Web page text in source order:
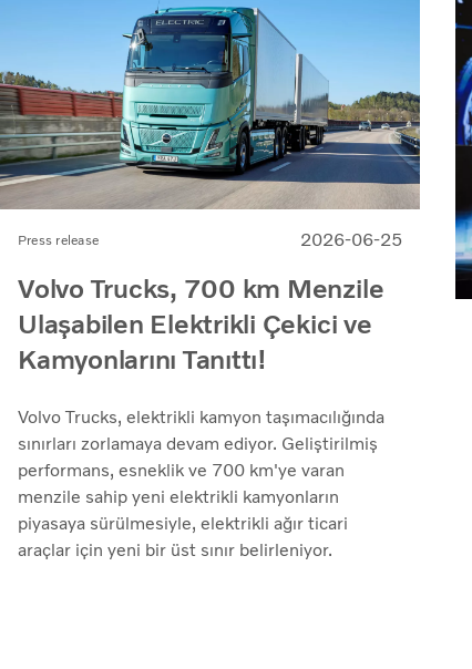
Press release 2026-06-25
Volvo Trucks, 700 km Menzile
Ulaşabilen Elektrikli Çekici ve
Kamyonlarını Tanıttı!
Volvo Trucks, elektrikli kamyon taşımacılığında
sınırları zorlamaya devam ediyor. Geliştirilmiş
performans, esneklik ve 700 km'ye varan
menzile sahip yeni elektrikli kamyonların
piyasaya sürülmesiyle, elektrikli ağır ticari
araçlar için yeni bir üst sınır belirleniyor.